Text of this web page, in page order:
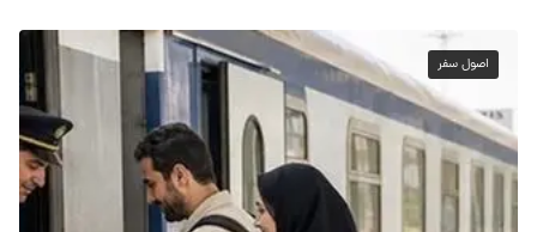
اصول سفر